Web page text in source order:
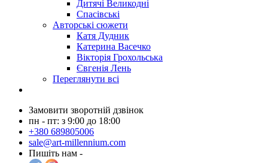
Дитячі Великодні
Спасівські
Авторські сюжети
Катя Дудник
Катерина Васечко
Вікторія Грохольська
Євгенія Лень
Переглянути всі
Замовити зворотній дзвінок
пн - пт: з 9:00 до 18:00
+380 689805006
sale@art-millennium.com
Пишіть нам -